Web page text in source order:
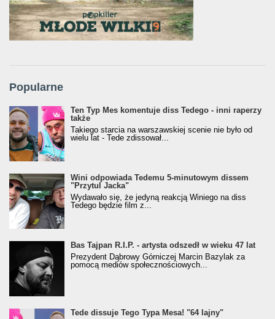
Popularne
Ten Typ Mes komentuje diss Tedego - inni raperzy
także
Takiego starcia na warszawskiej scenie nie było od
wielu lat - Tede zdissował...
Wini odpowiada Tedemu 5-minutowym dissem
"Przytul Jacka"
Wydawało się, że jedyną reakcją Winiego na diss
Tedego będzie film z...
Bas Tajpan R.I.P. - artysta odszedł w wieku 47 lat
Prezydent Dąbrowy Górniczej Marcin Bazylak za
pomocą mediów społecznościowych...
Tede dissuje Tego Typa Mesa! "64 lajny"